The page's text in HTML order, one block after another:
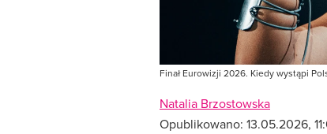
Finał Eurowizji 2026. Kiedy wystąpi
Natalia Brzostowska
Opublikowano: 13.05.2026,